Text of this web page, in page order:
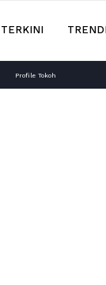
TERKINI
Profile Tokoh